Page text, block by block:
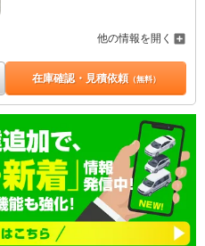
他の情報を開く
在庫確認・見積依頼（無料）